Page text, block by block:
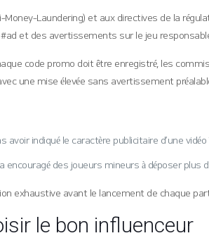
et aux directives de la
et des avertissements sur le jeu
code promo doit être enregistré, les
une mise élevée sans avertissement
indiqué le caractère publicitaire d’une
des joueurs mineurs à déposer plus
exhaustive avant le lancement de chaque
le bon influenceur